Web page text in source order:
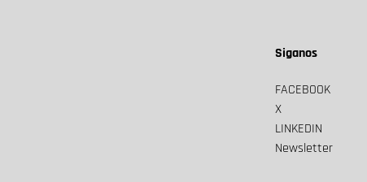
Siganos
FACEBOOK
X
LINKEDIN
Newsletter